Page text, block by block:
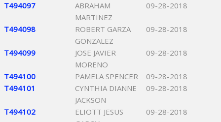
T494097
ABRAHAM
MARTINEZ
09-28-2018
T494098
ROBERT GARZA
GONZALEZ
09-28-2018
T494099
JOSE JAVIER
MORENO
09-28-2018
T494100 PAMELA SPENCER
09-28-2018
T494101
CYNTHIA DIANNE
JACKSON
09-28-2018
T494102
ELIOTT JESUS
09-28-2018